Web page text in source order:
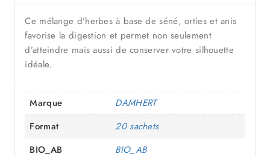
Ce mélange d’herbes à base de séné, orties et anis
favorise la digestion et permet non seulement
d’atteindre mais aussi de conserver votre silhouette
idéale.
Marque
DAMHERT
Format
20 sachets
BIO_AB
BIO_AB